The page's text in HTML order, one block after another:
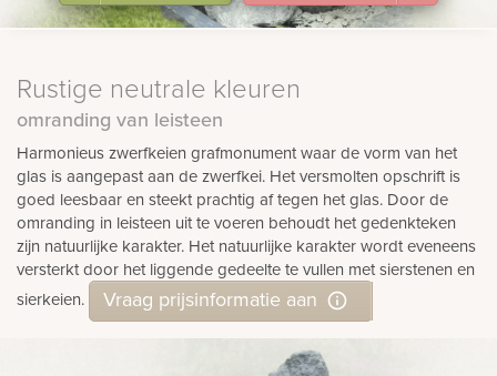
Rustige neutrale kleuren
omranding van leisteen
Harmonieus zwerfkeien grafmonument waar de vorm van het
glas is aangepast aan de zwerfkei. Het versmolten opschrift is
goed leesbaar en steekt prachtig af tegen het glas. Door de
omranding in leisteen uit te voeren behoudt het gedenkteken
zijn natuurlijke karakter. Het natuurlijke karakter wordt eveneens
versterkt door het liggende gedeelte te vullen met sierstenen en
sierkeien.
Vraag prijsinformatie aan